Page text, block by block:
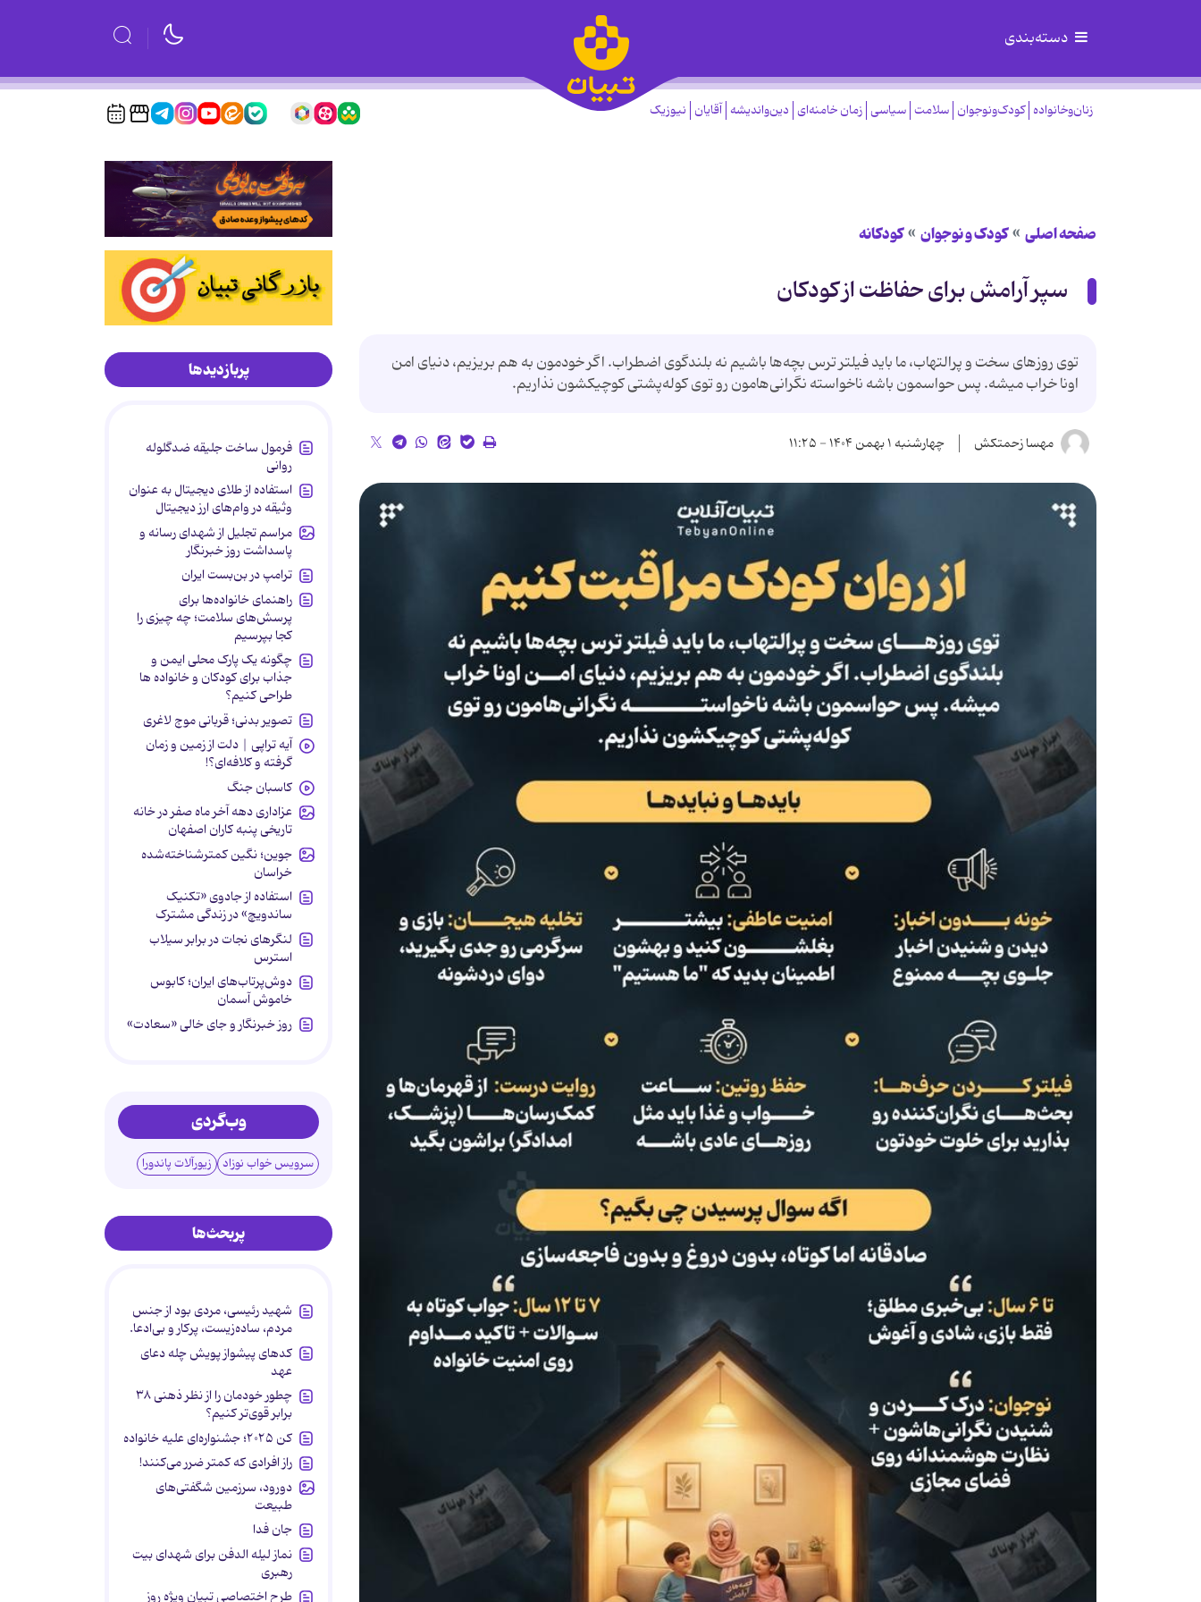
دسته‌بندی
زنان‌وخانواده کودک‌ونوجوان سلامت سیاسی زمان خامنه‌ای دین‌واندیشه آقایان نیوزیک
صفحه اصلی کودک و نوجوان کودکانه
سپر آرامش برای حفاظت از کودکان
توی روزهای سخت و پرالتهاب، ما باید فیلتر ترس بچه‌ها باشیم نه بلندگوی اضطراب. اگر خودمون به هم بریزیم، دنیای امن
اونا خراب میشه. پس حواسمون باشه ناخواسته نگرانی‌هامون رو توی کوله‌پشتی کوچیکشون نذاریم.
مهسا زحمتکش چهارشنبه ۱ بهمن ۱۴۰۴ - ۱۱:۲۵
پربازدیدها
فرمول ساخت جلیقه ضدگلوله
روانی
استفاده از طلای دیجیتال به عنوان
وثیقه در وام‌های ارز دیجیتال
مراسم تجلیل از شهدای رسانه و
پاسداشت روز خبرنگار
ترامپ در بن‌بست ایران
راهنمای خانواده‌ها برای
پرسش‌های سلامت؛ چه چیزی را
کجا بپرسیم
چگونه یک پارک محلی ایمن و
جذاب برای کودکان و خانواده ها
طراحی کنیم؟
تصویر بدنی؛ قربانی موج لاغری
آیه تراپی | دلت از زمین و زمان
گرفته و کلافه‌ای؟!
کاسبان جنگ
عزاداری دهه آخر ماه صفر در خانه
تاریخی پنبه کاران اصفهان
جوین؛ نگین کمترشناخته‌شده
خراسان
استفاده از جادوی «تکنیک
ساندویچ» در زندگی مشترک
لنگرهای نجات در برابر سیلاب
استرس
دوش‌پرتاب‌های ایران؛ کابوس
خاموش آسمان
روز خبرنگار و جای خالی «سعادت»
وب‌گردی
سرویس خواب نوزاد زیورآلات پاندورا
پربحث‌ها
شهید رئیسی، مردی بود از جنس
مردم، ساده‌زیست، پرکار و بی‌ادعا.
کدهای پیشواز پویش چله دعای
عهد
چطور خودمان را از نظر ذهنی ۳۸
برابر قوی‌تر کنیم؟
کن ۲۰۲۵؛ جشنواره‌ای علیه خانواده
راز افرادی که کمتر ضرر می‌کنند!
دورود، سرزمین شگفتی‌های
طبیعت
جان فدا
نماز لیله الدفن برای شهدای بیت
رهبری
طرح اختصاصی تبیان ویژه روز